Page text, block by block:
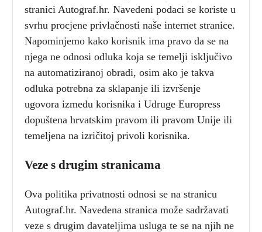
stranici Autograf.hr. Navedeni podaci se koriste u
svrhu procjene privlačnosti naše internet stranice.
Napominjemo kako korisnik ima pravo da se na
njega ne odnosi odluka koja se temelji isključivo
na automatiziranoj obradi, osim ako je takva
odluka potrebna za sklapanje ili izvršenje
ugovora između korisnika i Udruge Europress
dopuštena hrvatskim pravom ili pravom Unije ili
temeljena na izričitoj privoli korisnika.
Veze s drugim stranicama
Ova politika privatnosti odnosi se na stranicu
Autograf.hr. Navedena stranica može sadržavati
veze s drugim davateljima usluga te se na njih ne